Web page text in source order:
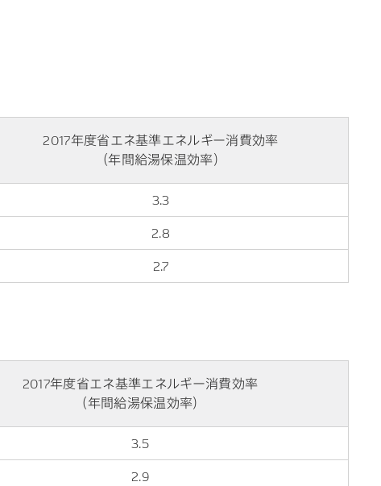
2017年度省エネ基準エネルギー消費効率
（年間給湯保温効率）
3.3
2.8
2.7
2017年度省エネ基準エネルギー消費効率
（年間給湯保温効率）
3.5
2.9